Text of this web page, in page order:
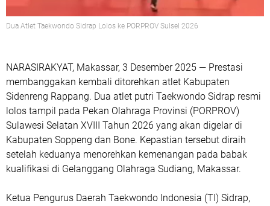
Dua Atlet Taekwondo Sidrap Lolos ke PORPROV Sulsel 2026
NARASIRAKYAT, Makassar, 3 Desember 2025 — Prestasi
membanggakan kembali ditorehkan atlet Kabupaten
Sidenreng Rappang. Dua atlet putri Taekwondo Sidrap resmi
lolos tampil pada Pekan Olahraga Provinsi (PORPROV)
Sulawesi Selatan XVIII Tahun 2026 yang akan digelar di
Kabupaten Soppeng dan Bone. Kepastian tersebut diraih
setelah keduanya menorehkan kemenangan pada babak
kualifikasi di Gelanggang Olahraga Sudiang, Makassar.
Ketua Pengurus Daerah Taekwondo Indonesia (TI) Sidrap,